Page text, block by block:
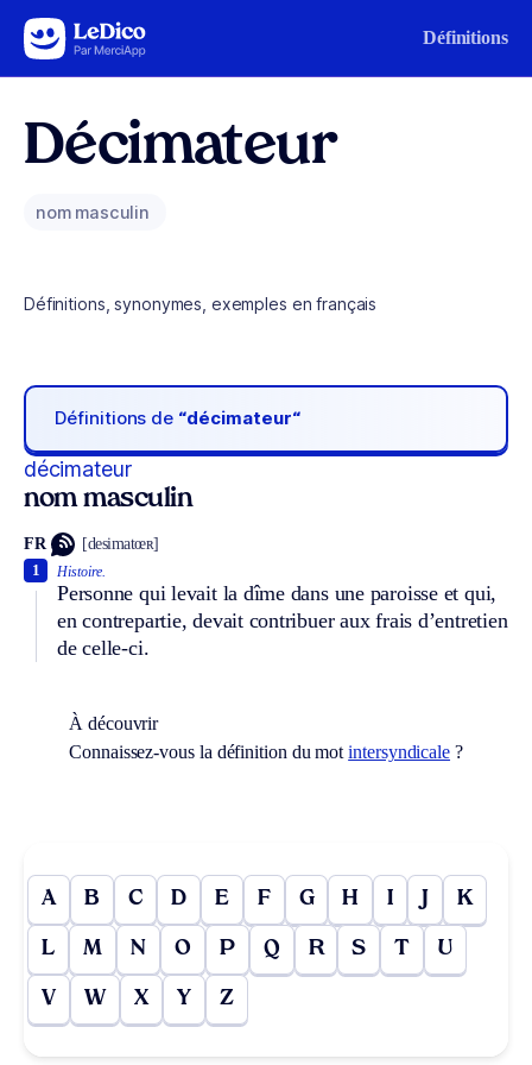
Aller au contenu Définitions
Décimateur
nom masculin
Définitions, synonymes, exemples en français
Définitions de “décimateur“
décimateur
nom masculin
FR [desimatœʀ]
Histoire.
Personne qui levait la dîme dans une paroisse et qui,
en contrepartie, devait contribuer aux frais d’entretien
de celle-ci.
1
À découvrir
Connaissez-vous la définition du motintersyndicale ?
A B C D E F G H I J K
L M N O P Q R S T U
V W X Y Z